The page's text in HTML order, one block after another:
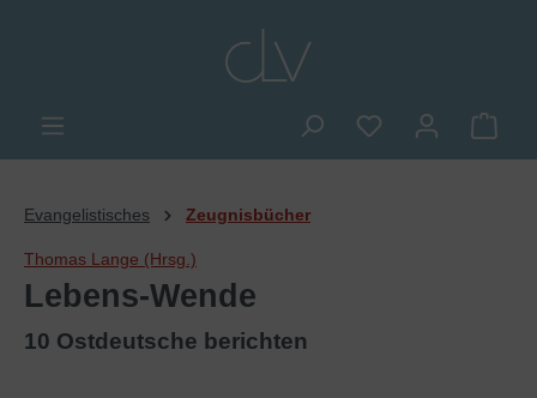
Du hast 0
Evangelistisches Zeugnisbücher
Thomas Lange (Hrsg.)
Lebens-Wende
10 Ostdeutsche berichten